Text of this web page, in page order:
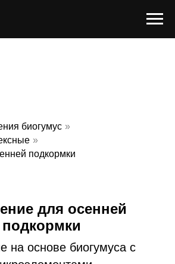
биогумус »
»
подкормки
для осенней
подкормки
на основе биогумуса с